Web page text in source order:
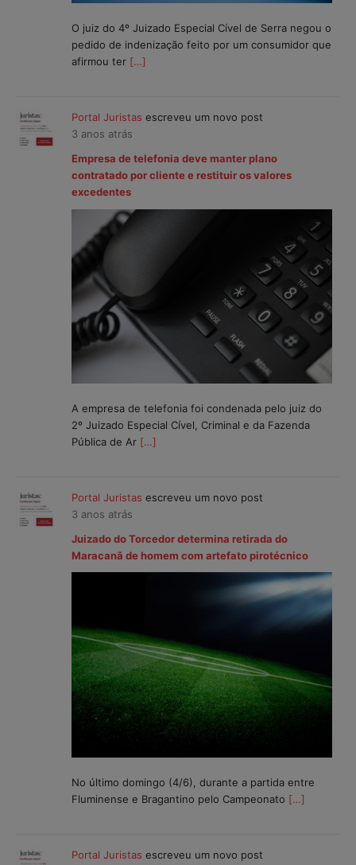
O juiz do 4º Juizado Especial Cível de Serra negou o
pedido de indenização feito por um consumidor que
afirmou ter […]
Portal Juristas escreveu um novo post
3 anos atrás
Empresa de telefonia deve manter plano
contratado por cliente e restituir os valores
excedentes
A empresa de telefonia foi condenada pelo juiz do
2º Juizado Especial Cível, Criminal e da Fazenda
Pública de Ar […]
Portal Juristas escreveu um novo post
3 anos atrás
Juizado do Torcedor determina retirada do
Maracanã de homem com artefato pirotécnico
No último domingo (4/6), durante a partida entre
Fluminense e Bragantino pelo Campeonato […]
Portal Juristas escreveu um novo post